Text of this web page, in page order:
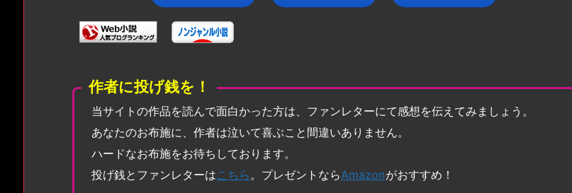
作者に投げ銭を！
当サイトの作品を読んで面白かった方は、ファンレターにて感想を伝えてみましょう。
あなたのお布施に、作者は泣いて喜ぶこと間違いありません。
ハードなお布施をお待ちしております。
投げ銭とファンレターはこちら。プレゼントならAmazonがおすすめ！